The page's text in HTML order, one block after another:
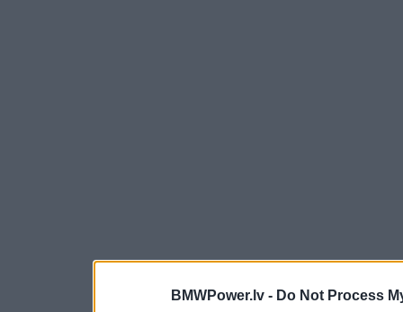
BMWPower.lv - Do Not Process